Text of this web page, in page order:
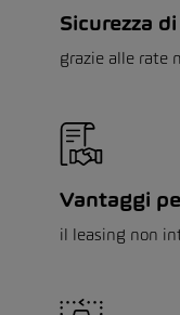
Sicurezza
grazie alle rate
Vantaggi
il leasing non